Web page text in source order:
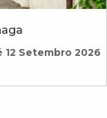
12 Setembro 2026